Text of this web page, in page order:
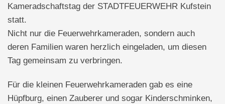
Kameradschaftstag der STADTFEUERWEHR Kufstein
statt.
Nicht nur die Feuerwehrkameraden, sondern auch
deren Familien waren herzlich eingeladen, um diesen
Tag gemeinsam zu verbringen.
Für die kleinen Feuerwehrkameraden gab es eine
Hüpfburg, einen Zauberer und sogar Kinderschminken,